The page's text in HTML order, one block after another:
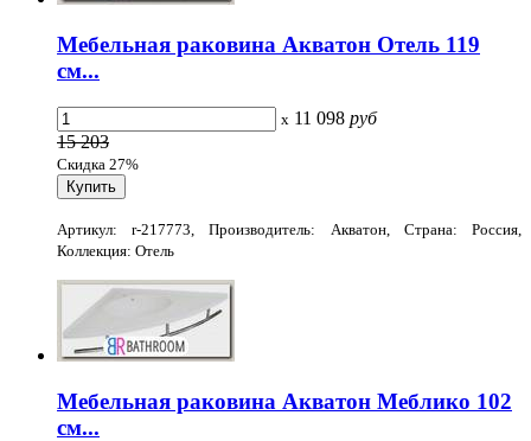
Мебельная раковина Акватон Отель 119
см...
x 11 098 руб
15 203
Скидка 27%
Артикул: r-217773, Производитель: Акватон, Страна: Россия,
Коллекция: Отель
Мебельная раковина Акватон Меблико 102
см...